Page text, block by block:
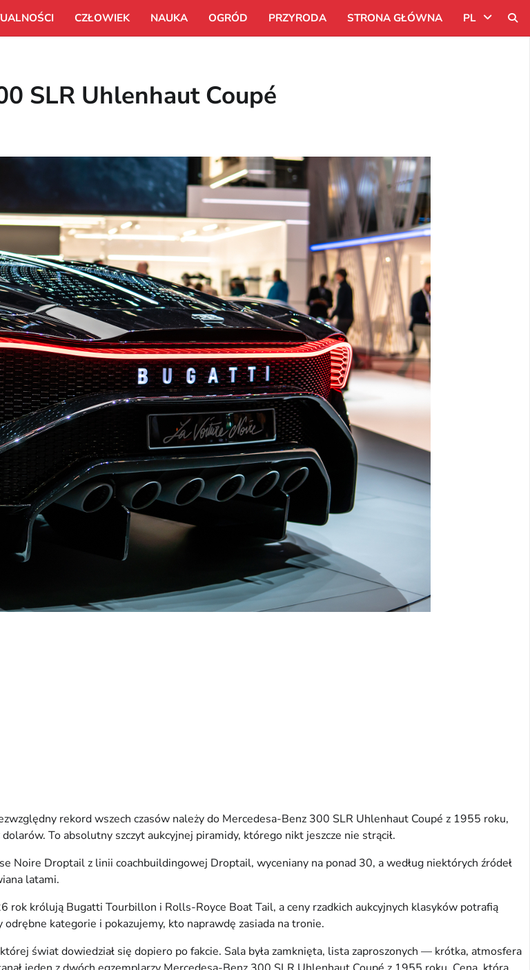
CZŁOWIEK NAUKA OGRÓD PRZYRODA STRONA GŁÓWNA PL
SLR Uhlenhaut Coupé
rekord wszech czasów należy do Mercedesa-Benz 300 SLR Uhlenhaut Coupé z 1955 roku,
To absolutny szczyt aukcyjnej piramidy, którego nikt jeszcze nie strącił.
Noire Droptail z linii coachbuildingowej Droptail, wyceniany na ponad 30, a według niektórych źródeł
latami.
królują Bugatti Tourbillon i Rolls-Royce Boat Tail, a ceny rzadkich aukcyjnych klasyków potrafią
kategorie i pokazujemy, kto naprawdę zasiada na tronie.
świat dowiedział się dopiero po fakcie. Sala była zamknięta, lista zaproszonych — krótka, atmosfera